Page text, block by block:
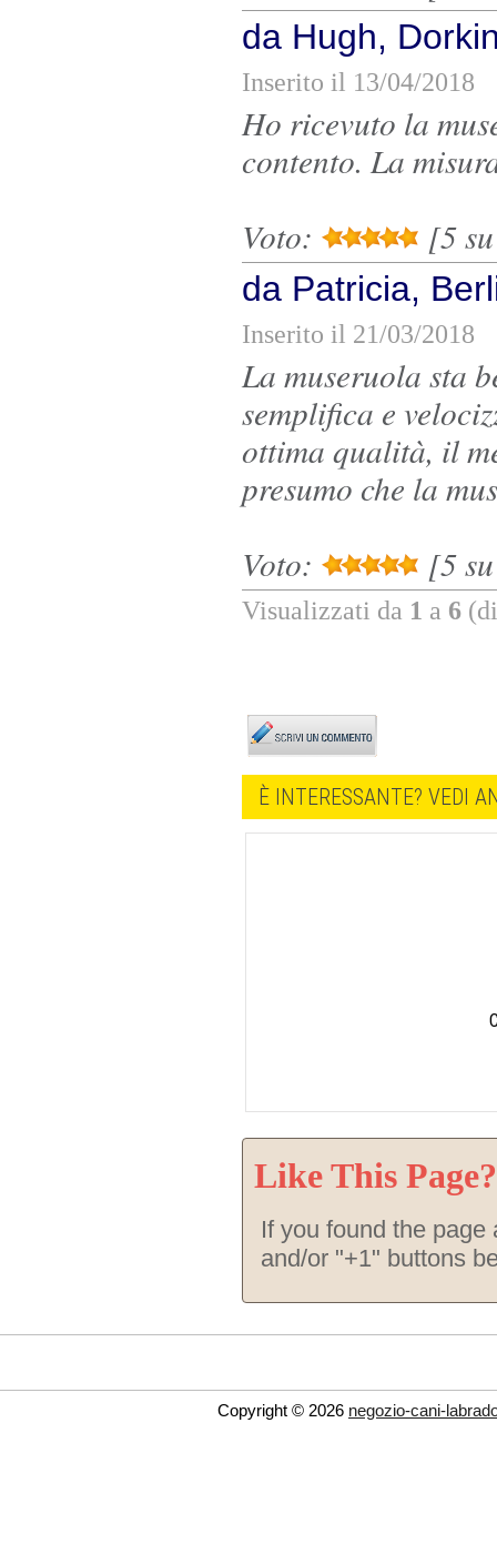
da Hugh,
Inserito il 13/04/2018
Ho ricevuto la
contento. La
Voto:
[5
da Patricia,
Inserito il 21/03/2018
La museruola sta
semplifica e
ottima qualità, il
presumo che la
Voto:
[5
Visualizzati da 1 a 6
È INTERESSANTE? VEDI
Like This Page?
If you found the
and/or "+1" buttons
Copyright © 2026 negozio-cani-